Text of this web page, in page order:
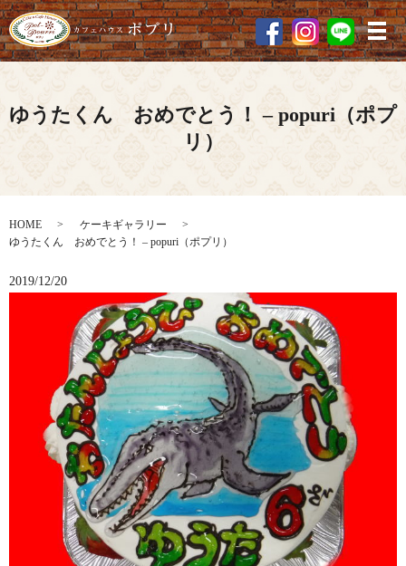
メ
ゆうたくん おめでとう！ – popuri（ポプ
リ）
HOME
ケーキギャラリー
ゆうたくん おめでとう！ – popuri（ポプリ）
2019/12/20